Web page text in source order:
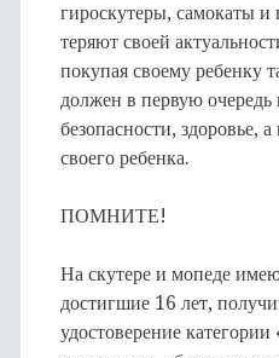
гироскутеры, самокаты и
теряют своей
покупая своему ребенку
должен в первую очередь
безопасности, здоровье,
своего ребенка.
ПОМНИТЕ!
На скутере и мопеде
достигшие 16 лет,
удостоверение